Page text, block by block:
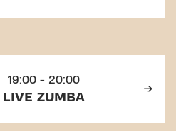
19:00 - 20:00
LIVE ZUMBA